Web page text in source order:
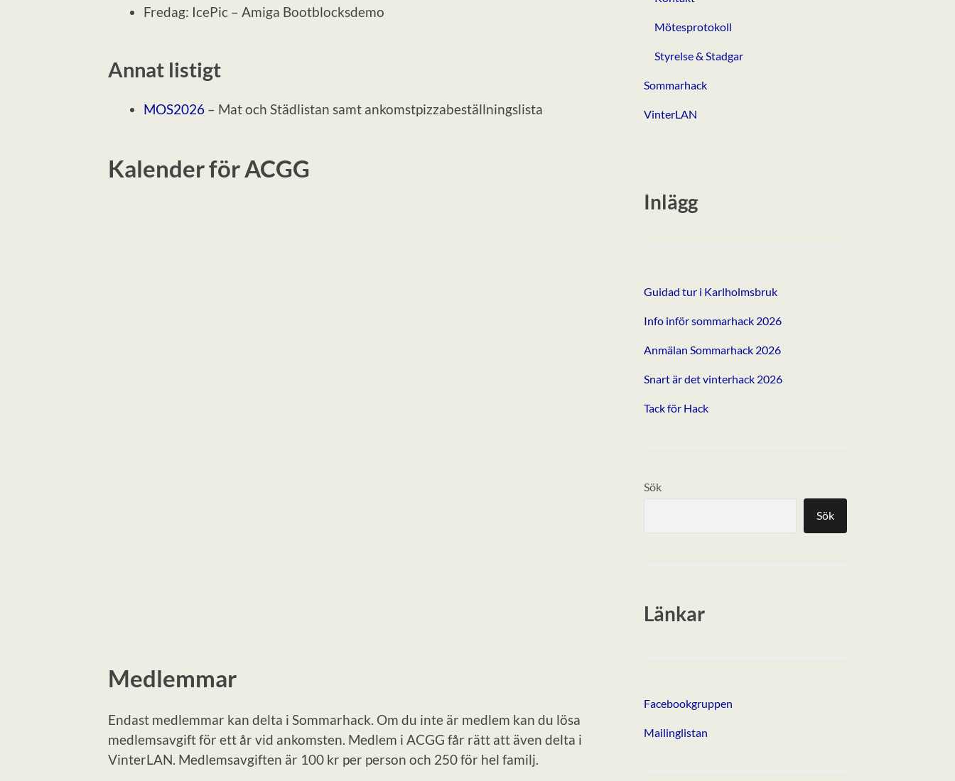
Fredag: IcePic – Amiga Bootblocksdemo
Annat listigt
MOS2026 – Mat och Städlistan samt ankomstpizzabeställningslista
Kalender för ACGG
Medlemmar
Endast medlemmar kan delta i Sommarhack. Om du inte är medlem kan du lösa
medlemsavgift för ett år vid ankomsten. Medlem i ACGG får rätt att även delta i
VinterLAN. Medlemsavgiften är 100 kr per person och 250 för hel familj.
Mötesprotokoll
Styrelse & Stadgar
Sommarhack
VinterLAN
Inlägg
Guidad tur i Karlholmsbruk
Info inför sommarhack 2026
Anmälan Sommarhack 2026
Snart är det vinterhack 2026
Tack för Hack
Sök
Sök
Länkar
Facebookgruppen
Mailinglistan